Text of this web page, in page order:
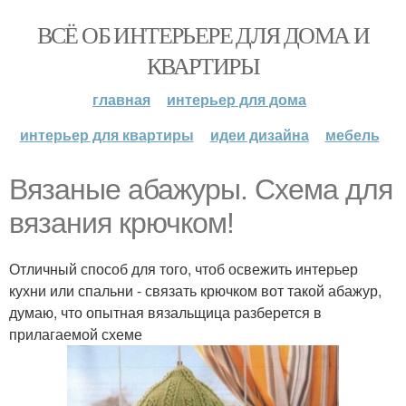
ВСЁ ОБ ИНТЕРЬЕРЕ ДЛЯ ДОМА И
КВАРТИРЫ
главная
интерьер для дома
интерьер для квартиры
идеи дизайна мебель
Вязаные абажуры. Схема для
вязания крючком!
Отличный способ для того, чтоб освежить интерьер
кухни или спальни - связать крючком вот такой абажур,
думаю, что опытная вязальщица разберется в
прилагаемой схеме